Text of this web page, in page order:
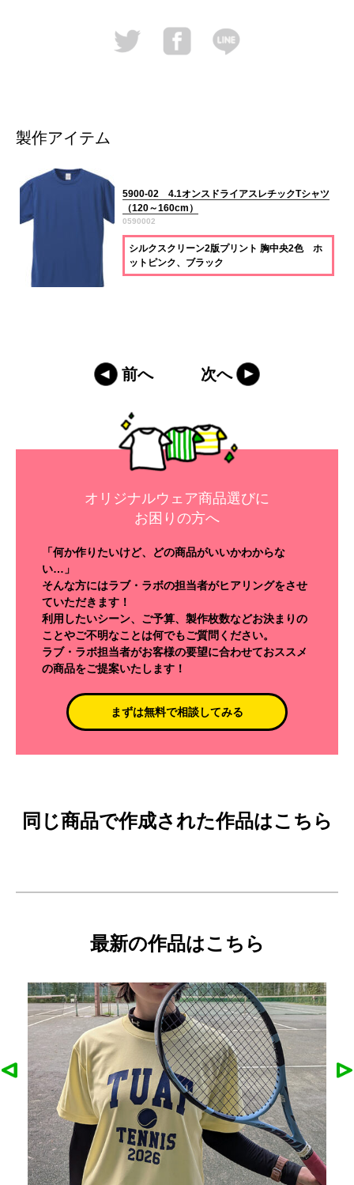
製作アイテム
5900-02 4.1オンスドライアスレチックTシャツ
（120～160cm）
0590002
シルクスクリーン2版プリント 胸中央2色 ホ
ットピンク、ブラック
前へ 次へ
オリジナルウェア商品選びに
お困りの方へ
「何か作りたいけど、どの商品がいいかわからな
い…」
そんな方にはラブ・ラボの担当者がヒアリングをさせ
ていただきます！
利用したいシーン、ご予算、製作枚数などお決まりの
ことやご不明なことは何でもご質問ください。
ラブ・ラボ担当者がお客様の要望に合わせておススメ
の商品をご提案いたします！
まずは無料で相談してみる
同じ商品で作成された作品はこちら
最新の作品はこちら